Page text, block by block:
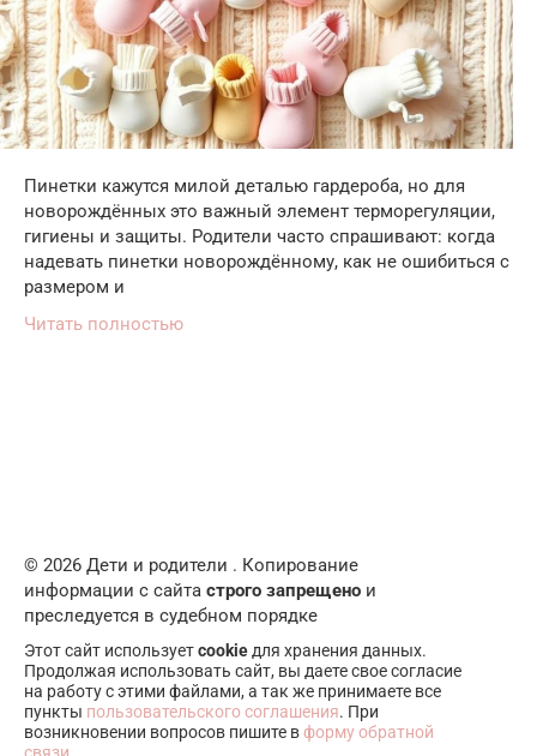
Пинетки кажутся милой деталью гардероба, но для
новорождённых это важный элемент терморегуляции,
гигиены и защиты. Родители часто спрашивают: когда
надевать пинетки новорождённому, как не ошибиться с
размером и
Читать полностью
© 2026 Дети и родители . Копирование
информации с сайта строго запрещено и
преследуется в судебном порядке
Этот сайт используетcookieдля хранения данных.
Продолжая использовать сайт, вы даете свое согласие
на работу с этими файлами, а так же принимаете все
пункты пользовательского соглашения. При
возникновении вопросов пишите вформу обратной